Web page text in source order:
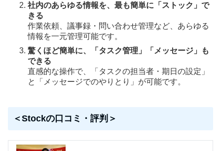
社内のあらゆる情報を、最も簡単に「ストック」で
きる
作業依頼、議事録・問い合わせ管理など、あらゆる
情報を一元管理可能です。
驚くほど簡単に、「タスク管理」「メッセージ」も
できる
直感的な操作で、「タスクの担当者・期日の設定」
と「メッセージでのやりとり」が可能です。
＜Stockの口コミ・評判＞